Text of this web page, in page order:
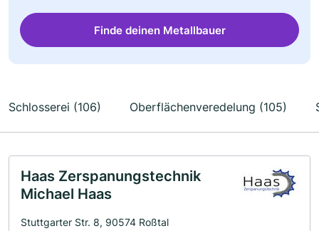
Finde deinen Metallbauer
Schlosserei (106) Oberflächenveredelung (105)
Haas Zerspanungstechnik
Michael Haas
Stuttgarter Str. 8, 90574 Roßtal